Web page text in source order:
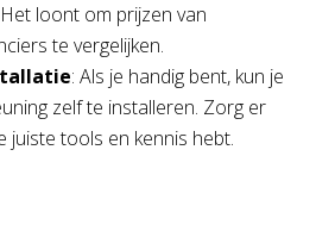
loont om prijzen van
te vergelijken.
: Als je handig bent, kun je
zelf te installeren. Zorg er
juiste tools en kennis hebt.